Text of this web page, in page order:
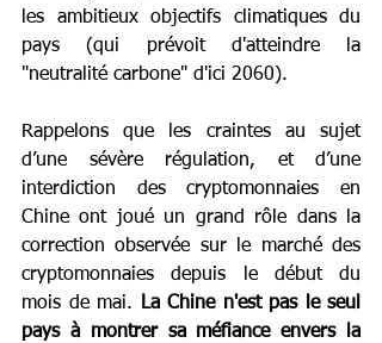
les ambitieux objectifs climatiques du
pays (qui prévoit d'atteindre la
"neutralité carbone" d'ici 2060).
Rappelons que les craintes au sujet
d’une sévère régulation, et d’une
interdiction des cryptomonnaies en
Chine ont joué un grand rôle dans la
correction observée sur le marché des
cryptomonnaies depuis le début du
mois de mai.
La Chine n'est pas le seul
pays à montrer sa méfiance envers la